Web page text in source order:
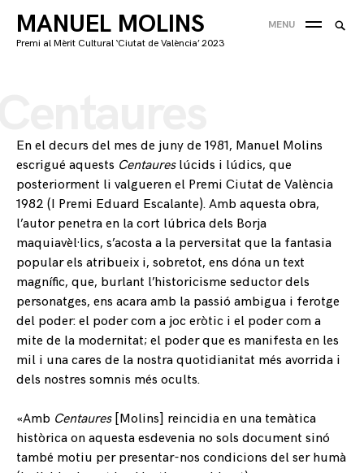
Skip
toMANUEL MOLINS
Premi al Mèrit Cultural ‘Ciutat de València’ 2023
MENU
En el decurs del mes de juny de 1981, Manuel Molins
escrigué aquests Centaureslúcids i lúdics, que
posteriorment li valgueren el Premi Ciutat de València
1982 (I Premi Eduard Escalante). Amb aquesta obra,
l’autor penetra en la cort lúbrica dels Borja
maquiavèl·lics, s’acosta a la perversitat que la fantasia
popular els atribueix i, sobretot, ens dóna un text
magnífic, que, burlant l’historicisme seductor dels
personatges, ens acara amb la passió ambigua i ferotge
del poder: el poder com a joc eròtic i el poder com a
mite de la modernitat; el poder que es manifesta en les
mil i una cares de la nostra quotidianitat més avorrida i
dels nostres somnis més ocults.
«Amb Centaures[Molins] reincidia en una temàtica
històrica on aquesta esdevenia no sols document sinó
també motiu per presentar-nos condicions del ser humà